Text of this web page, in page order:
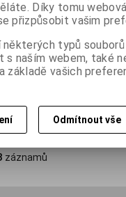
Termín dodání
záznamů
Díky tomu
přizpůsobit vašim
některých typů
s naším webem, také
základě vašich
Odmítnout vše